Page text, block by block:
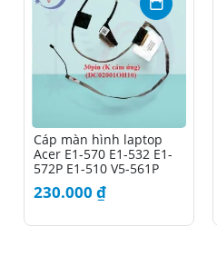
Cáp màn hình laptop
Acer E1-570 E1-532 E1-
572P E1-510 V5-561P
230.000 ₫